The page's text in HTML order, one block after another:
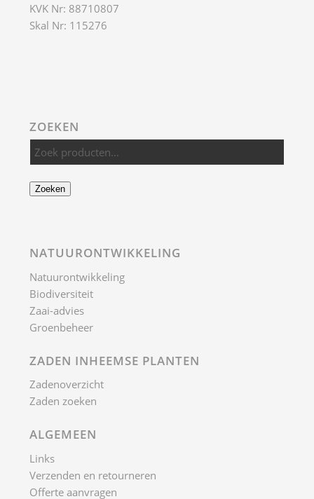
KVK Nr: 88710807
Skal Nr: 115276
ZOEKEN
Zoeken
NATUURONTWIKKELING
Natuurontwikkeling
Biodiversiteit
Zaai-advies
Groenbeheer
ZADEN INHEEMSE PLANTEN
Zadenoverzicht
Zaden zoeken
ALGEMEEN
Links
Verzenden en retourneren
Offerte aanvragen